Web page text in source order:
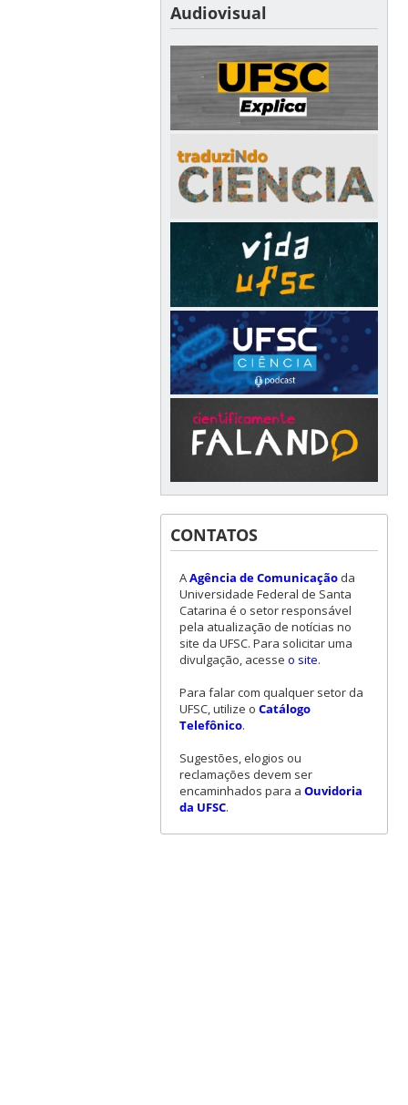
Audiovisual
CONTATOS
AAgência de Comunicaçãoda
Universidade Federal de Santa
Catarina é o setor responsável
pela atualização de notícias no
site da UFSC. Para solicitar uma
divulgação, acesse o site.
Para falar com qualquer setor da
UFSC, utilize o Catálogo
Telefônico.
Sugestões, elogios ou
reclamações devem ser
encaminhados para a Ouvidoria
da UFSC.